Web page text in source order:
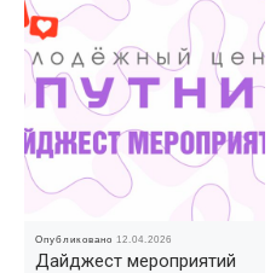
Опубликовано 12.04.2026
Дайджест мероприятий